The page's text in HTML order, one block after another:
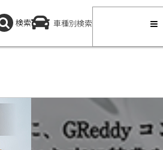
検索 車種別検索